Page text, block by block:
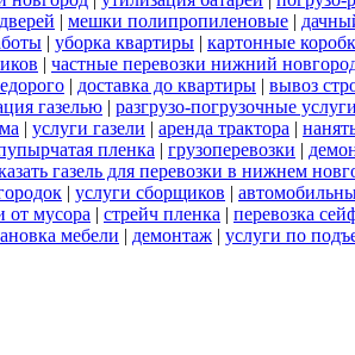
| мешки полипропиленовые |
| уборка квартиры | картонные
| частные перевозки нижний
| доставка до квартиры | вывоз
газелью | разгрузо-погрузочные услуги
| услуги газели | аренда трактора |
пленка | грузоперевозки |
газель для перевозки в нижнем
| услуги сборщиков |
от мусора | стрейч пленка | перевозка
мебели | демонтаж | услуги по